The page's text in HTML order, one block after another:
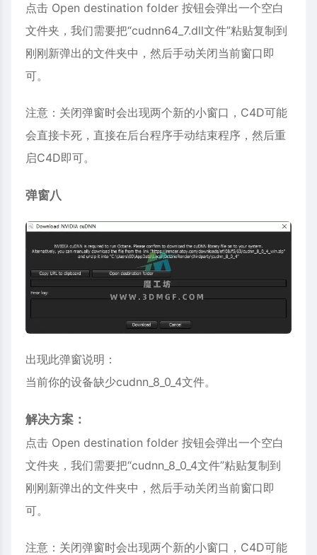
点击 Open destination folder 按钮会弹出一个空白
文件夹，我们需要把“cudnn64_7.dll文件”粘贴复制到
刚刚新弹出的文件夹中，然后手动关闭当前窗口即
可。
注意：关闭弹窗时会出现两个新的小窗口，C4D可能
会直接卡死，直接在后台程序手动结束程序，然后重
启C4D即可。
弹窗八
出现此弹窗说明：
当前你的设备缺少cudnn_8_0_4文件。
解决方案：
点击 Open destination folder 按钮会弹出一个空白
文件夹，我们需要把“cudnn_8_0_4文件”粘贴复制到
刚刚新弹出的文件夹中，然后手动关闭当前窗口即
可。
注意：关闭弹窗时会出现两个新的小窗口，C4D可能